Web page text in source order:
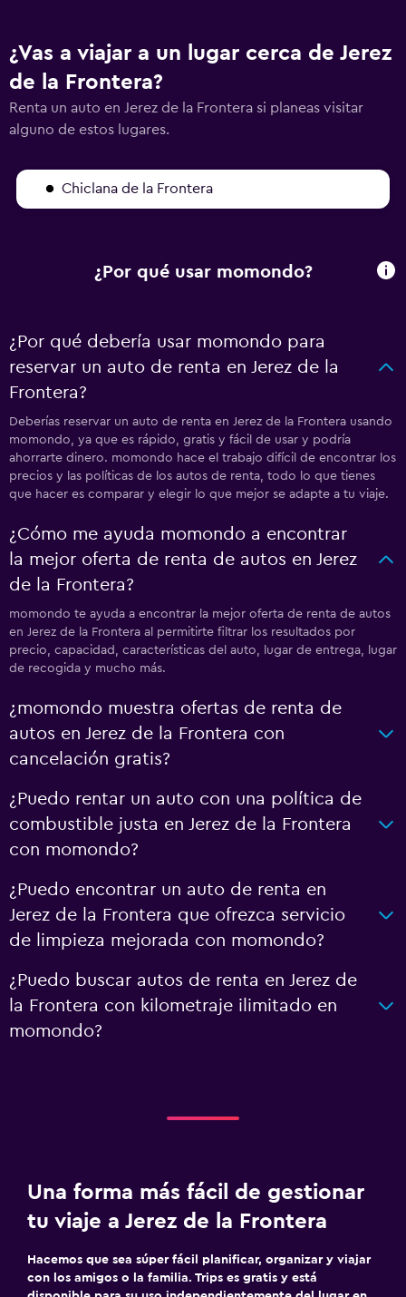
¿Vas a viajar a un lugar cerca de Jerez
de la Frontera?
Renta un auto en Jerez de la Frontera si planeas visitar
alguno de estos lugares.
Chiclana de la Frontera
¿Por qué usar momondo?
¿Por qué debería usar momondo para
reservar un auto de renta en Jerez de la
Frontera?
Deberías reservar un auto de renta en Jerez de la Frontera usando
momondo, ya que es rápido, gratis y fácil de usar y podría
ahorrarte dinero. momondo hace el trabajo difícil de encontrar los
precios y las políticas de los autos de renta, todo lo que tienes
que hacer es comparar y elegir lo que mejor se adapte a tu viaje.
¿Cómo me ayuda momondo a encontrar
la mejor oferta de renta de autos en Jerez
de la Frontera?
momondo te ayuda a encontrar la mejor oferta de renta de autos
en Jerez de la Frontera al permitirte filtrar los resultados por
precio, capacidad, características del auto, lugar de entrega, lugar
de recogida y mucho más.
¿momondo muestra ofertas de renta de
autos en Jerez de la Frontera con
cancelación gratis?
¿Puedo rentar un auto con una política de
combustible justa en Jerez de la Frontera
con momondo?
¿Puedo encontrar un auto de renta en
Jerez de la Frontera que ofrezca servicio
de limpieza mejorada con momondo?
¿Puedo buscar autos de renta en Jerez de
la Frontera con kilometraje ilimitado en
momondo?
Una forma más fácil de gestionar
tu viaje a Jerez de la Frontera
Hacemos que sea súper fácil planificar, organizar y viajar
con los amigos o la familia. Trips es gratis y está